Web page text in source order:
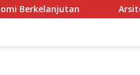
Arsitektur Perekonomian Abad